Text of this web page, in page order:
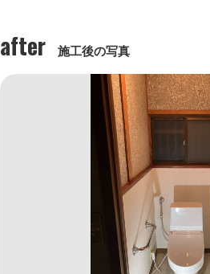
after 施工後の写真